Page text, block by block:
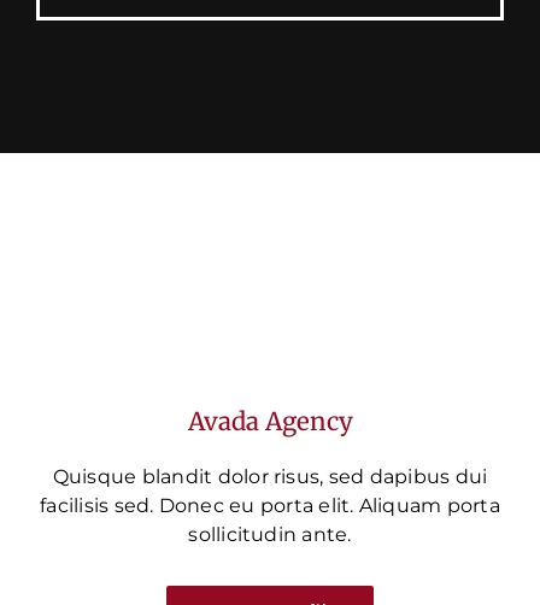
Avada Agency
Quisque blandit dolor risus, sed dapibus dui
facilisis sed. Donec eu porta elit. Aliquam porta
sollicitudin ante.